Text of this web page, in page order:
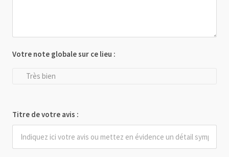
Votre note globale sur ce lieu :
Très bien
Titre de votre avis :